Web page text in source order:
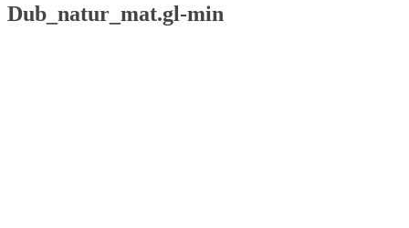
Dub_natur_mat.gl-min